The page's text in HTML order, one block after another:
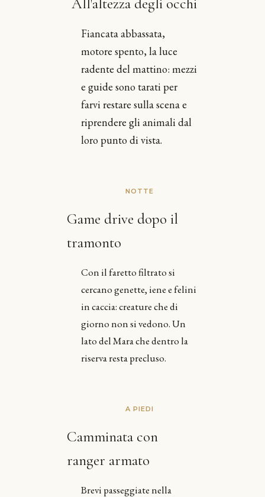
Fiancata abbassata,
motore spento, la luce
radente del mattino: mezzi
e guide sono tarati per
farvi restare sulla scena e
riprendere gli animali dal
loro punto di vista.
NOTTE
Game drive dopo il
tramonto
Con il faretto filtrato si
cercano genette, iene e felini
in caccia: creature che di
giorno non si vedono. Un
lato del Mara che dentro la
riserva resta precluso.
A PIEDI
Camminata con
ranger armato
Brevi passeggiate nella